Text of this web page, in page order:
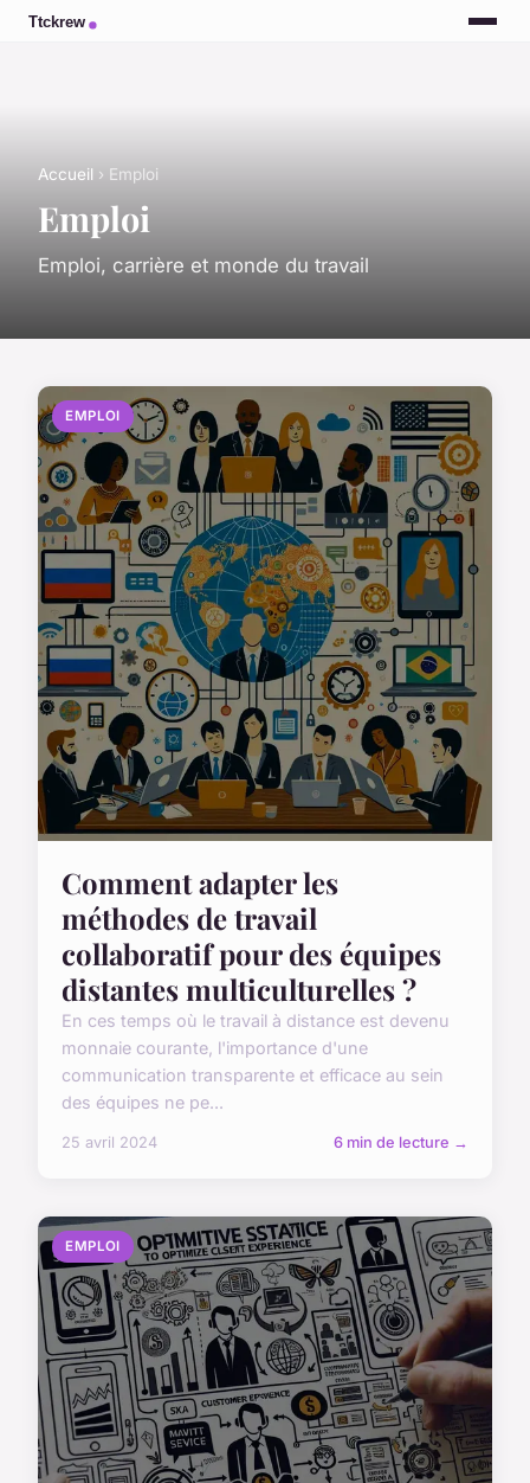
Accueil › Emploi
Emploi
Emploi, carrière et monde du travail
EMPLOI
Comment adapter les
méthodes de travail
collaboratif pour des équipes
distantes multiculturelles ?
En ces temps où le travail à distance est devenu
monnaie courante, l'importance d'une
communication transparente et efficace au sein
des équipes ne pe...
25 avril 2024 6 min de lecture →
EMPLOI